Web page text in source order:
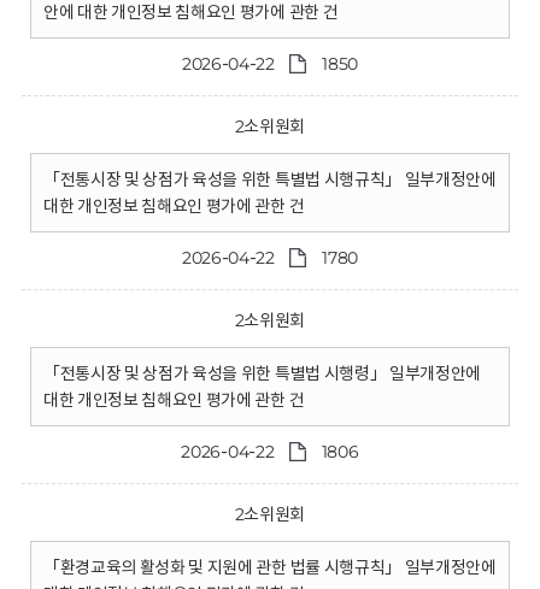
안에 대한 개인정보 침해요인 평가에 관한 건
2026-04-22 1850
2소위원회
「전통시장 및 상점가 육성을 위한 특별법 시행규칙」 일부개정안에
대한 개인정보 침해요인 평가에 관한 건
2026-04-22 1780
2소위원회
「전통시장 및 상점가 육성을 위한 특별법 시행령」 일부개정안에
대한 개인정보 침해요인 평가에 관한 건
2026-04-22 1806
2소위원회
「환경교육의 활성화 및 지원에 관한 법률 시행규칙」 일부개정안에